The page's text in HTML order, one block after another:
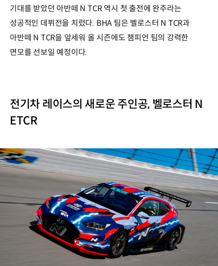
기대를 받았던 아반떼 N TCR 역시 첫 출전에 완주라는
성공적인 데뷔전을 치렀다. BHA 팀은 벨로스터 N TCR과
아반떼 N TCR을 앞세워 올 시즌에도 챔피언 팀의 강력한
면모를 선보일 예정이다.
전기차 레이스의 새로운 주인공, 벨로스터 N
ETCR